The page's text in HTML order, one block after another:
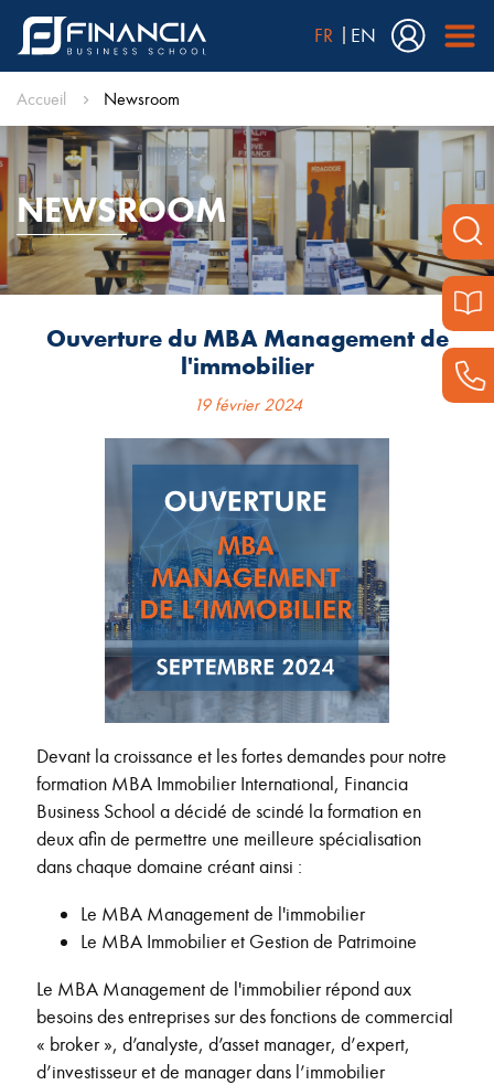
FR EN
Accueil Newsroom
NEWSROOM
Ouverture du MBA Management de
l'immobilier
19 février 2024
Devant la croissance et les fortes demandes pour notre
formation MBA Immobilier International, Financia
Business School a décidé de scindé la formation en
deux afin de permettre une meilleure spécialisation
dans chaque domaine créant ainsi :
Le MBA Management de l'immobilier
Le MBA Immobilier et Gestion de Patrimoine
Le MBA Management de l'immobilier répond aux
besoins des entreprises sur des fonctions de commercial
« broker », d’analyste, d’asset manager, d’expert,
d’investisseur et de manager dans l’immobilier